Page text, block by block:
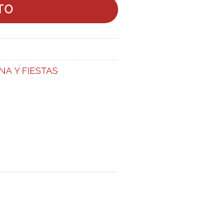
Y FIESTAS